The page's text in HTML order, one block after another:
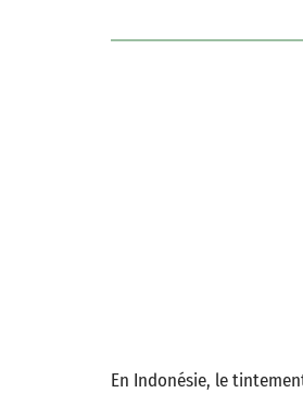
En Indonésie, le